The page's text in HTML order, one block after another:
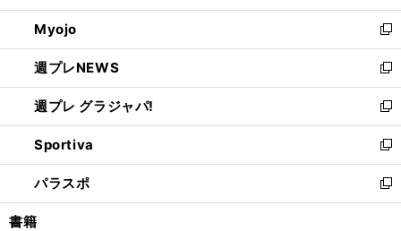
開
く
ウ
で
開
く
ン
ド
ウ
で
開
く
ウ
ィ
ン
ド
ウ
で
開
く
Myojo
新
し
い
ウ
ィ
ン
ド
ウ
で
開
週プレNEWS
新
し
い
ウ
ィ
ン
ド
ウ
週プレ グラジャパ!
新
し
い
ウ
ィ
ン
Sportiva
新
し
い
ウ
パラスポ
新
し
書籍